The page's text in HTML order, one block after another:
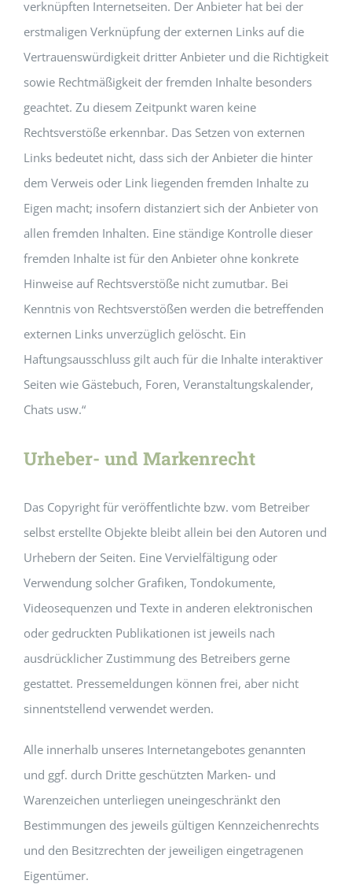
verknüpften Internetseiten. Der Anbieter hat bei der
erstmaligen Verknüpfung der externen Links auf die
Vertrauenswürdigkeit dritter Anbieter und die Richtigkeit
sowie Rechtmäßigkeit der fremden Inhalte besonders
geachtet. Zu diesem Zeitpunkt waren keine
Rechtsverstöße erkennbar. Das Setzen von externen
Links bedeutet nicht, dass sich der Anbieter die hinter
dem Verweis oder Link liegenden fremden Inhalte zu
Eigen macht; insofern distanziert sich der Anbieter von
allen fremden Inhalten. Eine ständige Kontrolle dieser
fremden Inhalte ist für den Anbieter ohne konkrete
Hinweise auf Rechtsverstöße nicht zumutbar. Bei
Kenntnis von Rechtsverstößen werden die betreffenden
externen Links unverzüglich gelöscht. Ein
Haftungsausschluss gilt auch für die Inhalte interaktiver
Seiten wie Gästebuch, Foren, Veranstaltungskalender,
Chats usw.“
Urheber- und Markenrecht
Das Copyright für veröffentlichte bzw. vom Betreiber
selbst erstellte Objekte bleibt allein bei den Autoren und
Urhebern der Seiten. Eine Vervielfältigung oder
Verwendung solcher Grafiken, Tondokumente,
Videosequenzen und Texte in anderen elektronischen
oder gedruckten Publikationen ist jeweils nach
ausdrücklicher Zustimmung des Betreibers gerne
gestattet. Pressemeldungen können frei, aber nicht
sinnentstellend verwendet werden.
Alle innerhalb unseres Internetangebotes genannten
und ggf. durch Dritte geschützten Marken- und
Warenzeichen unterliegen uneingeschränkt den
Bestimmungen des jeweils gültigen Kennzeichenrechts
und den Besitzrechten der jeweiligen eingetragenen
Eigentümer.